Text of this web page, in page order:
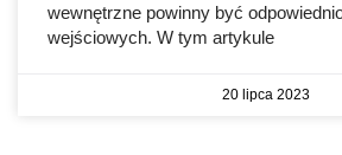
wewnętrzne powinny być
wejściowych. W tym artykule
20 lipca 2023